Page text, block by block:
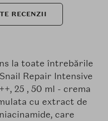
RECENZII
la toate întrebările
Repair Intensive
25 , 50 ml - crema
cu extract de
care